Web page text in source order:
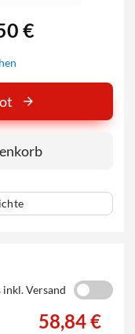
€
inkl. Versand
58,84 €